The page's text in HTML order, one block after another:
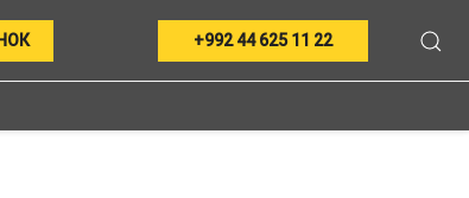
+992 44 625 11 22